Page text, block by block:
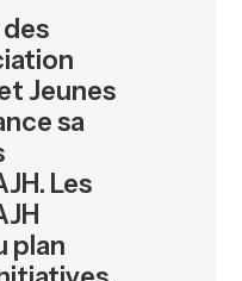
Jeunes
sa
Les
plan